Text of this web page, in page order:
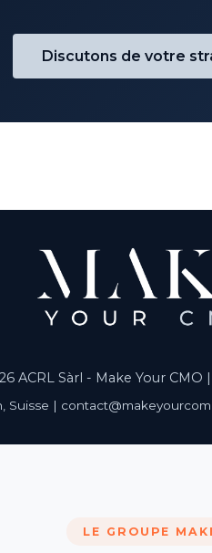
Discutons de votre
ACRL Sàrl - Make Your CMO |
Suisse |
LE GROUPE